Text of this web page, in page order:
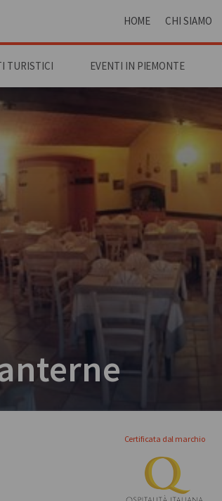
HOME CHI SIAMO
TURISTICI EVENTI IN PIEMONTE
Certificata dal marchio